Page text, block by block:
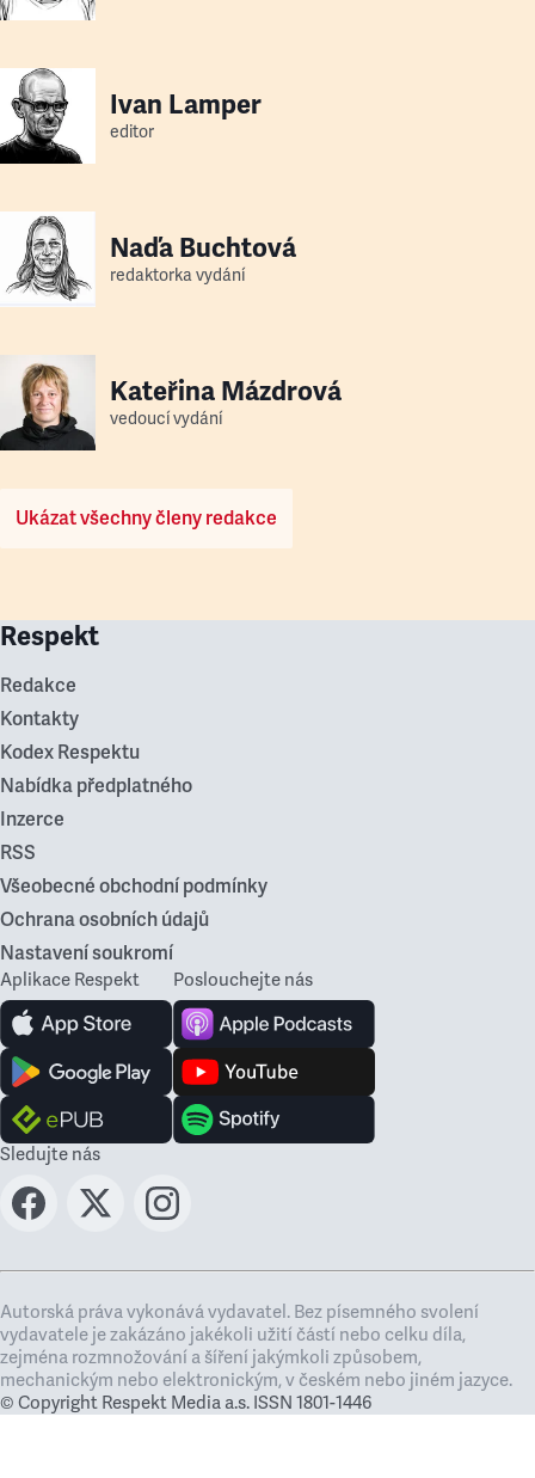
Ivan Lamper
editor
Naďa Buchtová
redaktorka vydání
Kateřina Mázdrová
vedoucí vydání
Ukázat všechny členy redakce
Respekt
Redakce
Kontakty
Kodex Respektu
Nabídka předplatného
Inzerce
RSS
Všeobecné obchodní podmínky
Ochrana osobních údajů
Nastavení soukromí
Aplikace Respekt Poslouchejte nás
Sledujte nás
Autorská práva vykonává vydavatel. Bez písemného svolení
vydavatele je zakázáno jakékoli užití částí nebo celku díla,
zejména rozmnožování a šíření jakýmkoli způsobem,
mechanickým nebo elektronickým, v českém nebo jiném jazyce.
© Copyright Respekt Media a.s. ISSN 1801-1446